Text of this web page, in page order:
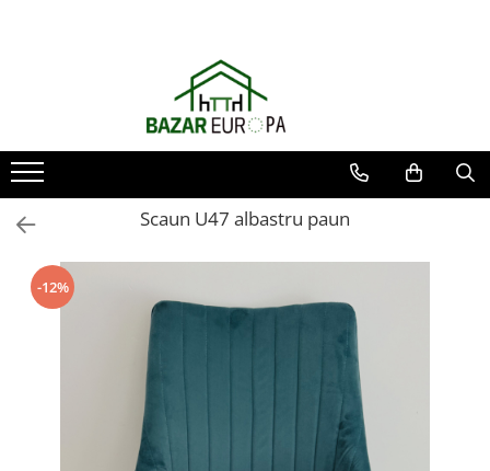
Scaun U47 albastru paun
-12%